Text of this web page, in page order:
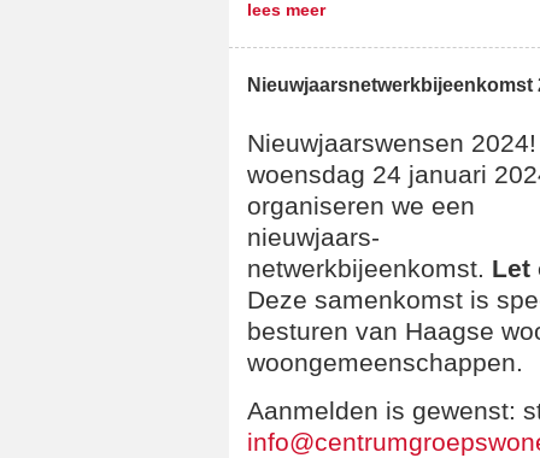
lees meer
Nieuwjaarsnetwerkbijeenkomst
Nieuwjaarswensen
woensdag 24 januari
organiseren we een
nieuwjaars-
netwerkbijeenkomst. Let
Deze samenkomst is
besturen van Haagse
woongemeenschappen.
Aanmelden is gewenst: